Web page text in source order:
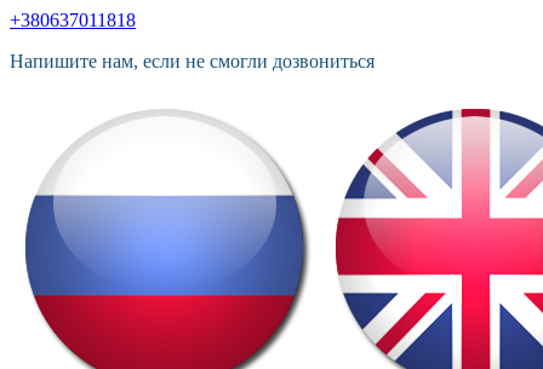
+380637011818
Напишите нам, если не смогли дозвониться